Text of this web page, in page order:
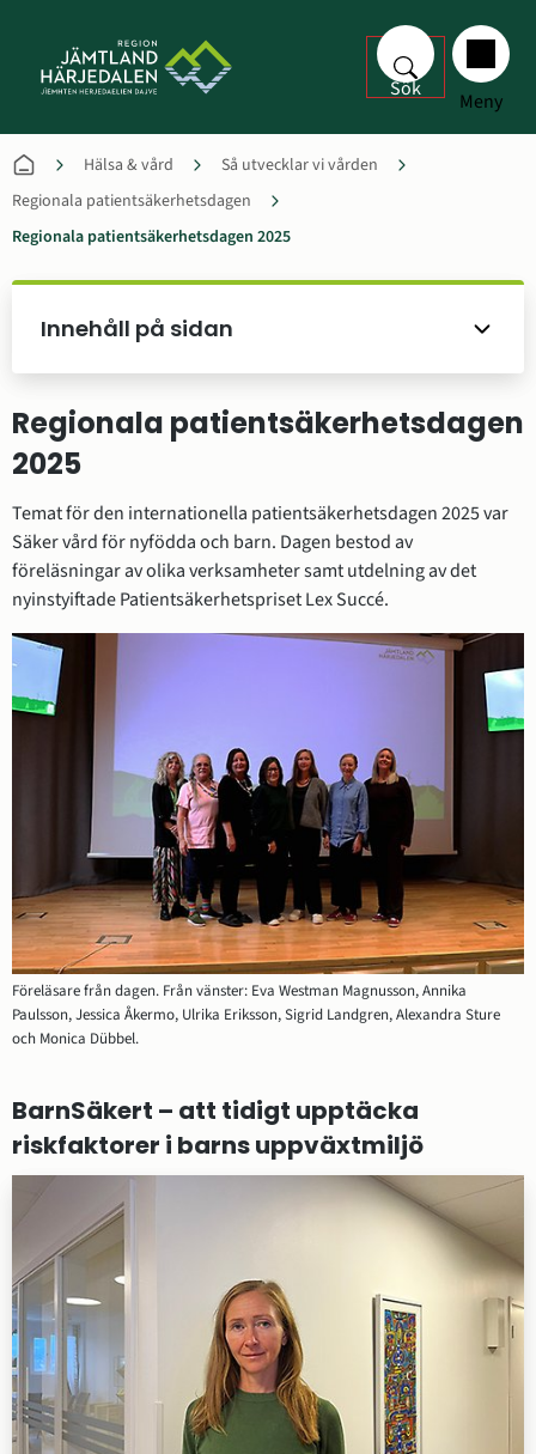
Sök Meny
Hälsa & vård
Så utvecklar vi vården
Regionala patientsäkerhetsdagen
Regionala patientsäkerhetsdagen 2025
Innehåll på sidan
Regionala patientsäkerhetsdagen
2025
Temat för den internationella patientsäkerhetsdagen 2025 var
Säker vård för nyfödda och barn. Dagen bestod av
föreläsningar av olika verksamheter samt utdelning av det
nyinstyiftade Patientsäkerhetspriset Lex Succé.
Föreläsare från dagen. Från vänster: Eva Westman Magnusson, Annika
Paulsson, Jessica Åkermo, Ulrika Eriksson, Sigrid Landgren, Alexandra Sture
och Monica Dübbel.
BarnSäkert – att tidigt upptäcka
riskfaktorer i barns uppväxtmiljö